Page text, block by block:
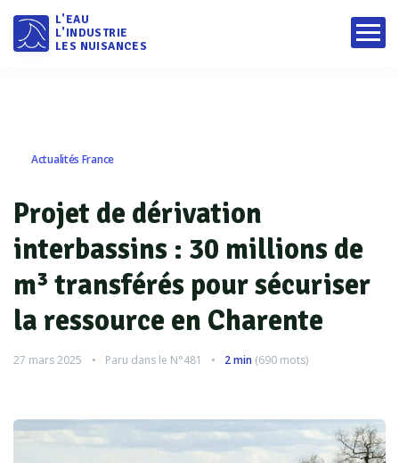
L'EAU
L'INDUSTRIE
LES NUISANCES
Actualités France
Projet de dérivation
interbassins : 30 millions de
m³ transférés pour sécuriser
la ressource en Charente
27 mars 2025 Paru dans le N°481 2 min (690 mots)